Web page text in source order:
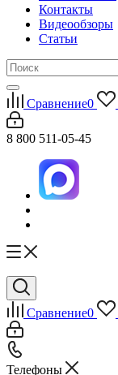
Контакты
Видеообзоры
Статьи
Сравнение0
8 800 511-05-45
Сравнение0
Телефоны